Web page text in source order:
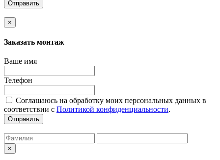
Отправить
×
Заказать монтаж
Ваше имя
Телефон
Соглашаюсь на обработку моих персональных данных в
соответствии с Политикой конфиденциальности.
Отправить
×